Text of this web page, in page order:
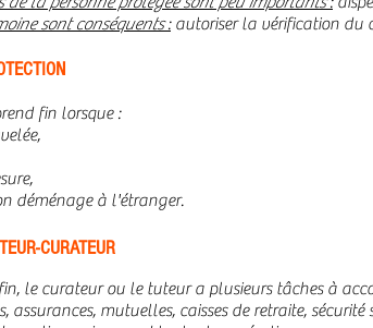
sont conséquents:autoriser la vérification du
fin lorsque :
déménage à l'étranger.
CURATEUR
le curateur ou le tuteur a plusieurs tâches à
assurances, mutuelles, caisses de retraite, sécurité